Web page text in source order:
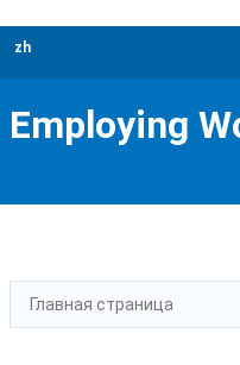
zh
Employing
Главная страница